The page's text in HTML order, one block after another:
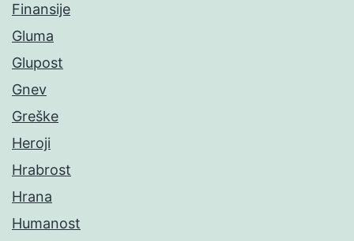
Finansije
Gluma
Glupost
Gnev
Greške
Heroji
Hrabrost
Hrana
Humanost